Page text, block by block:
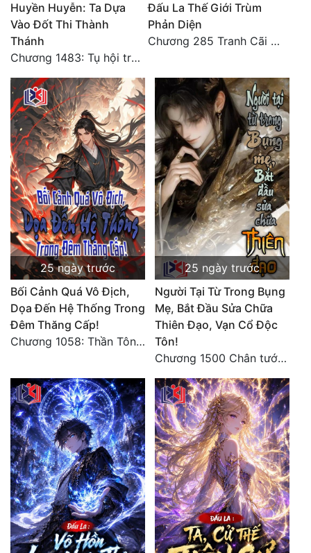
Đẹp Hiệp
Tính Cách Nhân Vật :
Cơ Trí
Sát Phạt Quyết Đoán
Vô Sỉ
Điềm Đạm
Huyền Huyễn: Ta Dựa
Vào Đốt Thi Thành
Thánh
Chương 1483: Tụ hội trước đại chiến
Đấu La Thế Giới Trùm
Phản Diện
Chương 285 Tranh Cãi Giữa Sư Đồ
25 ngày trước
Bối Cảnh Quá Vô Địch,
Dọa Đến Hệ Thống Trong
Đêm Thăng Cấp!
Chương 1058: Thần Tôn vây giết, một kiếm bêu đầu, liều mạng một lần!
25 ngày trước
Người Tại Từ Trong Bụng
Mẹ, Bắt Đầu Sửa Chữa
Thiên Đạo, Vạn Cổ Độc
Tôn!
Chương 1500 Chân tướng thế giới! Tam thế hợp nhất! (kết thúc) (5)